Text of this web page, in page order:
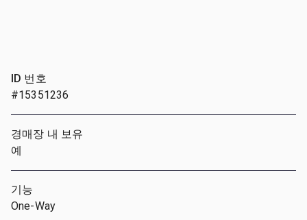
ID 번호
#15351236
경매장 내 보유
예
기능
One-Way